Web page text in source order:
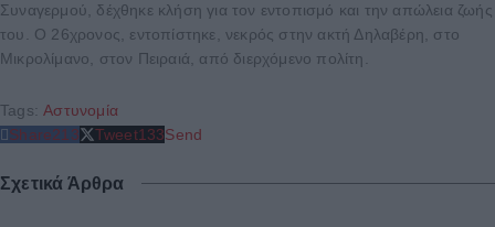
Συναγερμού, δέχθηκε κλήση για τον εντοπισμό και την απώλεια ζωής
του. Ο 26χρονος, εντοπίστηκε, νεκρός στην ακτή Δηλαβέρη, στο
Μικρολίμανο, στον Πειραιά, από διερχόμενο πολίτη.
Tags: Αστυνομία
Share213 Tweet133Send
Σχετικά Άρθρα